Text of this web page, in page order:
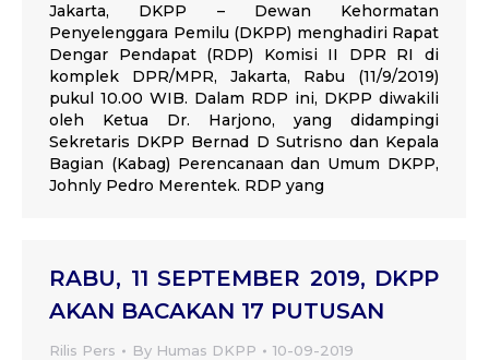
Jakarta, DKPP – Dewan Kehormatan
Penyelenggara Pemilu (DKPP) menghadiri Rapat
Dengar Pendapat (RDP) Komisi II DPR RI di
komplek DPR/MPR, Jakarta, Rabu (11/9/2019)
pukul 10.00 WIB. Dalam RDP ini, DKPP diwakili
oleh Ketua Dr. Harjono, yang didampingi
Sekretaris DKPP Bernad D Sutrisno dan Kepala
Bagian (Kabag) Perencanaan dan Umum DKPP,
Johnly Pedro Merentek. RDP yang
RABU, 11 SEPTEMBER 2019, DKPP
AKAN BACAKAN 17 PUTUSAN
Rilis Pers By Humas DKPP 10-09-2019